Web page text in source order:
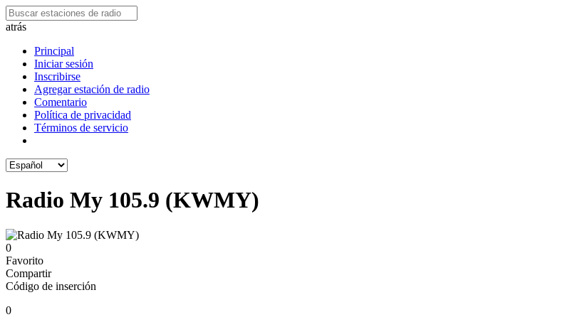
atrás
Principal
Iniciar sesión
Inscribirse
Agregar estación de radio
Comentario
Política de privacidad
Términos de servicio
Radio My 105.9 (KWMY)
0
Favorito
Compartir
Código de inserción
0